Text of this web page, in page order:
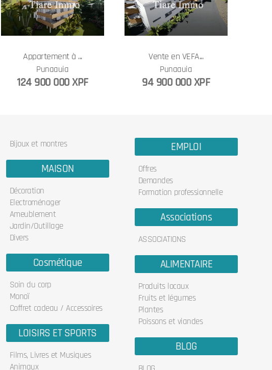
Appartement à ...
Punaauia
124 900 000 XPF
Vente en VEFA...
Punaauia
94 900 000 XPF
Bijoux et montres
MAISON
Décoration
Electroménager
Ameublement
Jardin/Outillage
Divers
Cosmétique
Soin du corp
Monoï
Coffret cadeau / Accessoires
LOISIRS ET SPORTS
Films, Livres et Musiques
Animaux
EMPLOI
Offres
Demandes
Formation professionnelle
Associations
ASSOCIATIONS
ALIMENTAIRE
Produits locaux
Fruits et légumes
Plantes
Poissons et viandes
BLOG